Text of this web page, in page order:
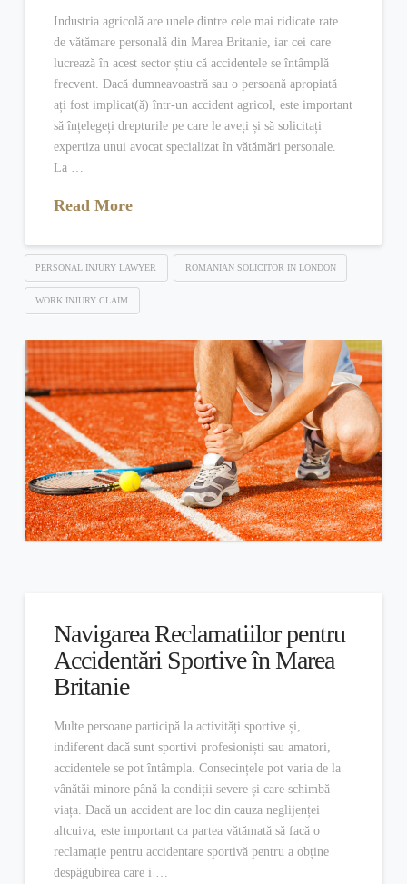
Industria agricolă are unele dintre cele mai ridicate rate
de vătămare personală din Marea Britanie, iar cei care
lucrează în acest sector știu că accidentele se întâmplă
frecvent. Dacă dumneavoastră sau o persoană apropiată
ați fost implicat(ă) într-un accident agricol, este important
să înțelegeți drepturile pe care le aveți și să solicitați
expertiza unui avocat specializat în vătămări personale.
La …
Read More
PERSONAL INJURY LAWYER ROMANIAN SOLICITOR IN LONDON
WORK INJURY CLAIM
Navigarea Reclamatiilor pentru
Accidentări Sportive în Marea
Britanie
Multe persoane participă la activități sportive și,
indiferent dacă sunt sportivi profesioniști sau amatori,
accidentele se pot întâmpla. Consecințele pot varia de la
vânătăi minore până la condiții severe și care schimbă
viața. Dacă un accident are loc din cauza neglijenței
altcuiva, este important ca partea vătămată să facă o
reclamație pentru accidentare sportivă pentru a obține
despăgubirea care i …